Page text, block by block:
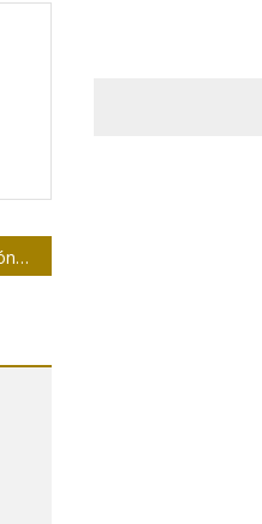
Soliloquio de admiración y cariño